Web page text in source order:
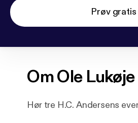
Prøv gratis
OmOle Lukøje
Hør tre H.C. Andersens